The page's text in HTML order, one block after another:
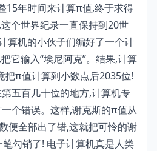
15年时间来计算π值,终于求得
个世界纪录一直保持到20世
算机的小伙子们编好了一个计
它输入“埃尼阿克”。结果,计算
把π值计算到小数点后2035位!
五百几十位的地方,计算机专
个错误。这样,谢克斯的π值从
便全部出了错,这就把可怜的谢
勾销了! 电子计算机真是人类